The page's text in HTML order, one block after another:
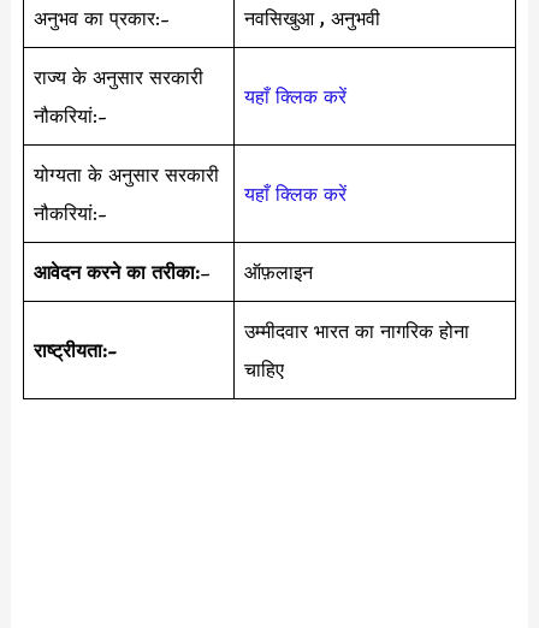
अनुभव का प्रकार:- नवसिखुआ , अनुभवी
राज्य के अनुसार सरकारी
नौकरियां:-
यहाँ क्लिक करें
योग्यता के अनुसार सरकारी
नौकरियां:-
यहाँ क्लिक करें
आवेदन करने का तरीका:– ऑफ़लाइन
राष्ट्रीयता:-
उम्मीदवार भारत का नागरिक होना
चाहिए